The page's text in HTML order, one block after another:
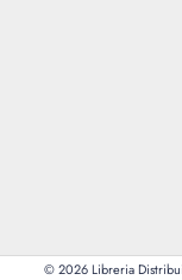
© 2026 Libreria